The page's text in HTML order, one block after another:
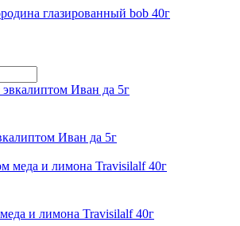
глазированный bob 40г
Иван да 5г
и лимона Travisilalf 40г